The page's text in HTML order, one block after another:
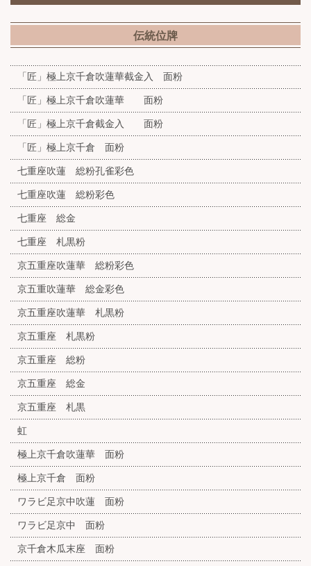
伝統位牌
「匠」極上京千倉吹蓮華截金入 面粉
「匠」極上京千倉吹蓮華 面粉
「匠」極上京千倉截金入 面粉
「匠」極上京千倉 面粉
七重座吹蓮 総粉孔雀彩色
七重座吹蓮 総粉彩色
七重座 総金
七重座 札黒粉
京五重座吹蓮華 総粉彩色
京五重吹蓮華 総金彩色
京五重座吹蓮華 札黒粉
京五重座 札黒粉
京五重座 総粉
京五重座 総金
京五重座 札黒
虹
極上京千倉吹蓮華 面粉
極上京千倉 面粉
ワラビ足京中吹蓮 面粉
ワラビ足京中 面粉
京千倉木瓜末座 面粉